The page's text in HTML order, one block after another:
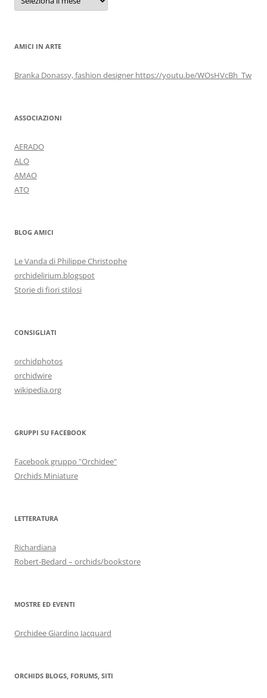
AMICI IN ARTE
Branka Donassy, fashion designer https://youtu.be/WOsHVcBh_Tw
ASSOCIAZIONI
AERADO
ALO
AMAO
ATO
BLOG AMICI
Le Vanda di Philippe Christophe
orchidelirium.blogspot
Storie di fiori stilosi
CONSIGLIATI
orchidphotos
orchidwire
wikipedia.org
GRUPPI SU FACEBOOK
Facebook gruppo "Orchidee"
Orchids Miniature
LETTERATURA
Richardiana
Robert-Bedard – orchids/bookstore
MOSTRE ED EVENTI
Orchidee Giardino Jacquard
ORCHIDS BLOGS, FORUMS, SITI